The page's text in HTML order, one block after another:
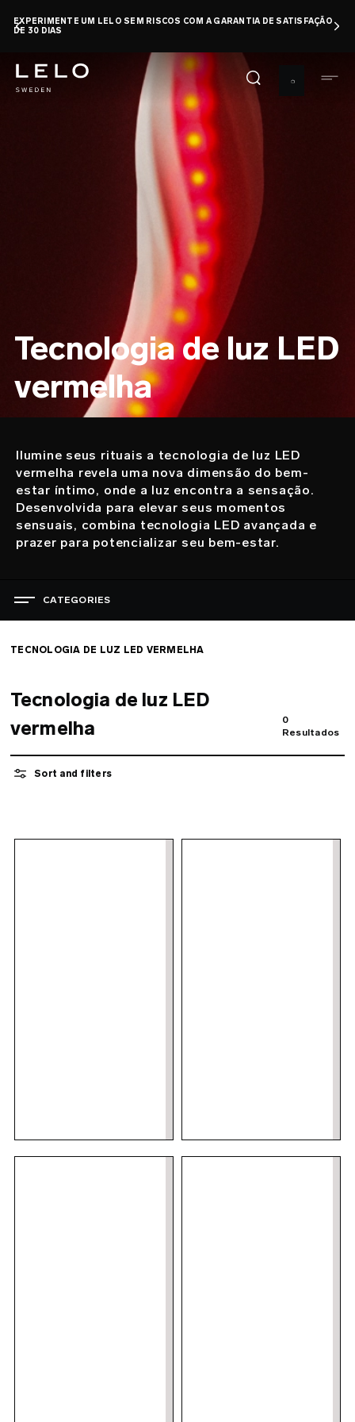
para
conteúdo
principal
EXPERIMENTE UM LELO SEM RISCOS COM A GARANTIA DE SATISFAÇÃO
DE 30 DIAS
Tecnologia de luz LED
vermelha
Descrição
Ilumine seus rituais a tecnologia de luz LED
vermelha revela uma nova dimensão do bem-
estar íntimo, onde a luz encontra a sensação.
Desenvolvida para elevar seus momentos
sensuais, combina tecnologia LED avançada e
prazer para potencializar seu bem-estar.
CATEGORIES
TECNOLOGIA DE LUZ LED VERMELHA
Tecnologia de luz LED
vermelha
0
Resultados
Sort and filters